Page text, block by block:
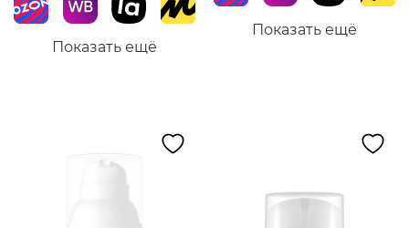
Показать ещё
Показать ещё